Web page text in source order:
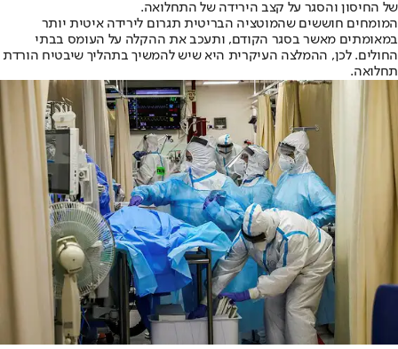
של החיסון והסגר על קצב הירידה של התחלואה.
המומחים חוששים שהמוטציה הבריטית תגרום לירידה איטית יותר
במאומתים מאשר בסגר הקודם, ותעכב את ההקלה על העומס בבתי
החולים. לכן, ההמלצה העיקרית היא שיש להמשיך בתהליך שיבטיח הורדת
תחלואה.